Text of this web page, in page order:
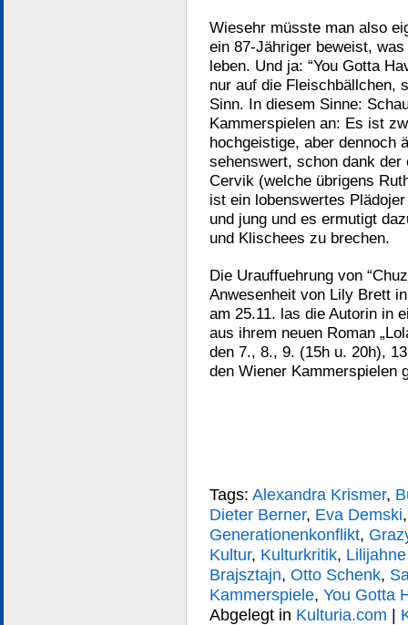
Wiesehr müsste man also
ein 87-Jähriger beweist,
leben. Und ja: “You Gotta
nur auf die Fleischbällchen,
Sinn. In diesem Sinne:
Kammerspielen an: Es ist
hochgeistige, aber dennoch
sehenswert, schon dank
Cervik (welche übrigens
ist ein lobenswertes
und jung und es ermutigt
und Klischees zu brechen.
Die Urauffuehrung von
Anwesenheit von Lily Brett
am 25.11. las die Autorin in
aus ihrem neuen Roman
den 7., 8., 9. (15h u. 20h),
den Wiener Kammerspielen
Tags: Alexandra Krismer,
Dieter Berner, Eva Demski
Generationenkonflikt,
Kultur, Kulturkritik,
Brajsztajn, Otto Schenk,
Kammerspiele, You Gotta
Abgelegt in Kulturia.com |